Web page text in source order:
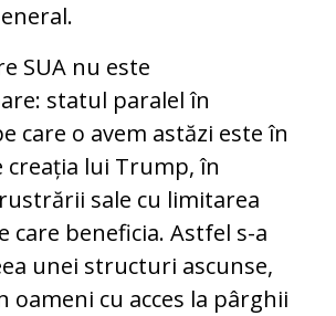
SUA nu este
statul paralel în
care o avem astăzi este în
creația lui Trump, în
sale cu limitarea
care beneficia. Astfel s-a
unei structuri ascunse,
oameni cu acces la pârghii